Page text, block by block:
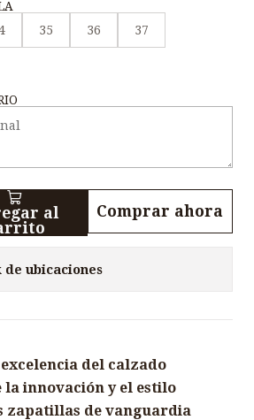
35 36
37
al
Comprar ahora
ubicaciones
del calzado
la innovación y el estilo
zapatillas de vanguardia